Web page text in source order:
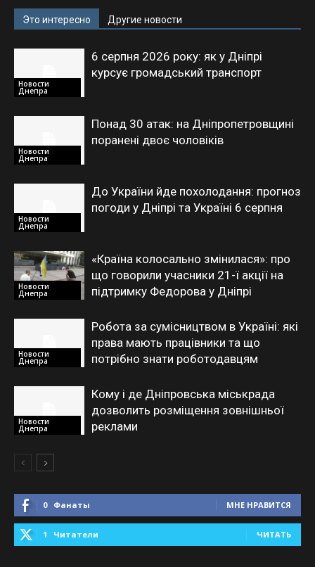
Это интересно Другие новости
Новости
Днепра
6 серпня 2026 року: як у Дніпрі
курсує громадський транспорт
Новости
Днепра
Понад 30 атак: на Дніпропетровщині
поранені двоє чоловіків
Новости
Днепра
До України йде похолодання: прогноз
погоди у Дніпрі та Україні 6 серпня
Новости
Днепра
«Країна колосально змінилася»: про
що говорили учасники 21-ї акції на
підтримку Федорова у Дніпрі
Новости
Днепра
Робота за сумісництвом в Україні: які
права мають працівники та що
потрібно знати роботодавцям
Новости
Днепра
Кому і де Дніпровська міськрада
дозволить розміщення зовнішньої
реклами
0 Фанаты МНЕ НРАВИТСЯ
1 Читатели ЧИТАТЬ